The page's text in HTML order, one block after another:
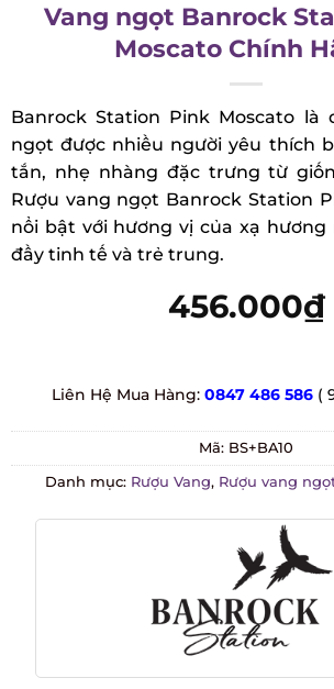
Vang ngọt Banrock
Moscato Chính
Banrock Station Pink Moscato là
ngọt được nhiều người yêu thích
tắn, nhẹ nhàng đặc trưng từ
Rượu vang ngọt Banrock Station
còn nổi bật với hương vị của xạ
đẹp đầy tinh tế và trẻ trung.
456.000₫
Liên Hệ Mua Hàng:0847 486 586 (
Mã:BS+BA10
Danh mục:Rượu Vang,Rượu vang ngọt